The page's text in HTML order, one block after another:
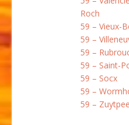
Roch
59 – Vieux-
59 –
59 –
59 – Saint-
59 – Socx
59 –
59 –